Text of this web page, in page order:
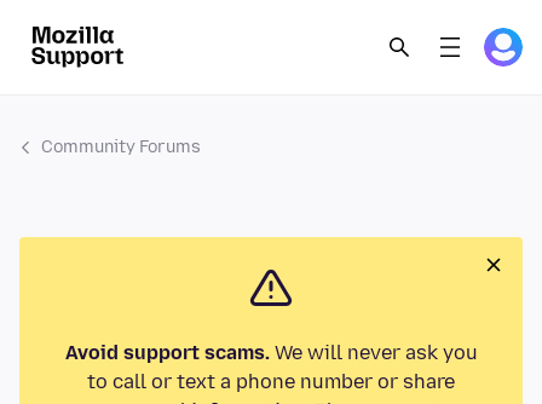
Community Forums
Avoid support scams.We will never ask you
to call or text a phone number or share